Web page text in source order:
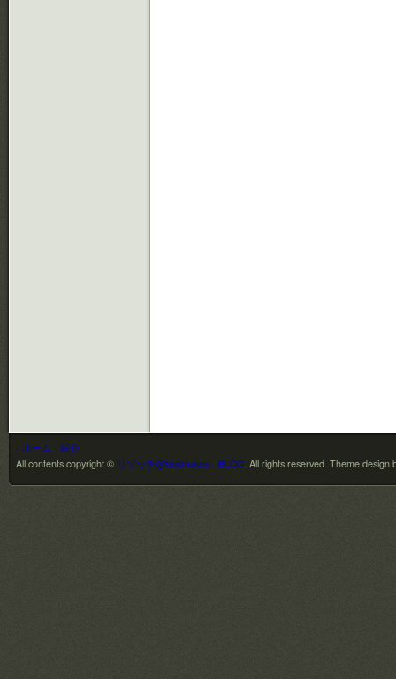
- ホーム - 紹介
All contents copyright © リゾッチ@bedmakes BLOG. All rights reserved. Theme design